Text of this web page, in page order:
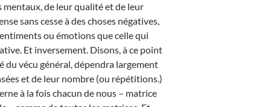
de leur qualité et de leur
sans cesse à des choses négatives,
ou émotions que celle qui
Et inversement. Disons, à ce point
du vécu général, dépendra largement
et de leur nombre (ou répétitions.)
à la fois chacun de nous – matrice